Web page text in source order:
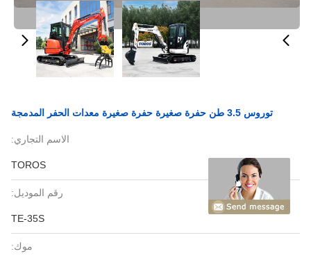
توروس 3.5 طن حفرة صغيرة حفرة صغيرة معدات الحفر المدمجة
الاسم التجاري:
TOROS
رقم الموديل:
TE-35S
موك: